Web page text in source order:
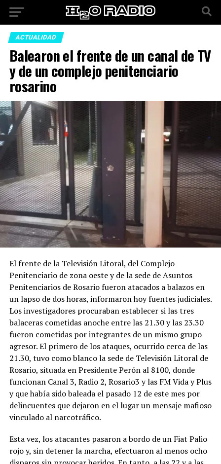
ACTUALIDAD
Balearon el frente de un canal de TV
y de un complejo penitenciario
rosarino
El frente de la Televisión Litoral, del Complejo
Penitenciario de zona oeste y de la sede de Asuntos
Penitenciarios de Rosario fueron atacados a balazos en
un lapso de dos horas, informaron hoy fuentes judiciales.
Los investigadores procuraban establecer si las tres
balaceras cometidas anoche entre las 21.30 y las 23.30
fueron cometidas por integrantes de un mismo grupo
agresor. El primero de los ataques, ocurrido cerca de las
21.30, tuvo como blanco la sede de Televisión Litoral de
Rosario, situada en Presidente Perón al 8100, donde
funcionan Canal 3, Radio 2, Rosario3 y las FM Vida y Plus
y que había sido baleada el pasado 12 de este mes por
delincuentes que dejaron en el lugar un mensaje mafioso
vinculado al narcotráfico.
Esta vez, los atacantes pasaron a bordo de un Fiat Palio
rojo y, sin detener la marcha, efectuaron al menos ocho